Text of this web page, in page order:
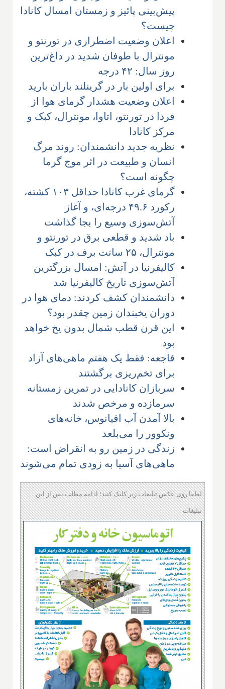
پیش‌بینی پائیز و زمستان امسال کانادا
چیست؟
اعلان وضعیت اضطراری در تورنتو و
مونترال با طوفان شدید در داغ‌ترین
روز سال: ۴۲ درجه
برای اولین بار در گرینلند باران بارید
اعلان وضعیت هشدار گرمای هوا از
فردا در تورنتو، اتاوا، مونترال، کبک و
مرکز کانادا
نظریه جدید دانشمندان: روند مرگ
انسان و طبیعت در اثر موج گرما
چگونه است؟
گرمای غرب کانادا حداقل ۱۰۳ کشته،
رکورد ۴۹.۶ درجه‌ای، و آغاز
آتش‌سوزی وسیع را بجا گذاشت
باد شدید و قطعی برق در تورنتو و
مونترال، ۲۵ سانت برف در کبک
کالیفرنیا در آتش: امسال بزرگترین
آتش‌سوزی تاریخ کالیفرنیا شد
دانشمندان کشف کردند: دمای هوا در
دوران یخبندان زمین چقدر بود؟
این قرن قطب شمال بدون یخ خواهد
بود
فاجعه: فقط یک هفتم ماهی‌های آزاد
برای تخم‌ریزی برگشتند
سربازان کانادایی در تمرین زمستانه
سرمازده و مرخص شدند
بالا آمدن آب اقیانوس، خانه‌های
ونکوور را می‌بلعد
زندگی در زمین رو به انقراض است:
ماهی‌های آسیا به زودی تمام می‌شوند
لطفا روی عکس تبلیغات زیر کلیک کنید؛ ادامه مطلب پس از این
تبلیغات